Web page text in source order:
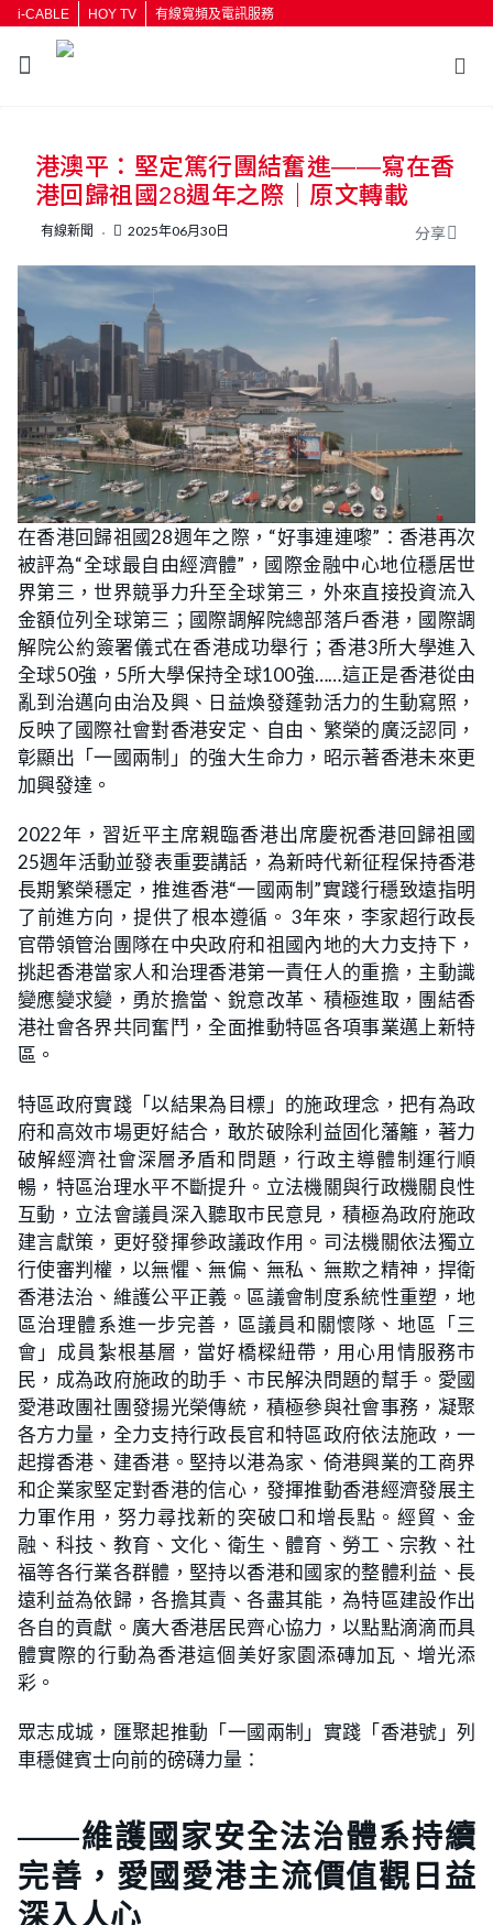
i-CABLE HOY TV 有線寬頻及電訊服務
按輸入鍵開始搜尋
港澳平：堅定篤行團結奮進——寫在香
港回歸祖國28週年之際｜原文轉載
有線新聞 2025年06月30日 分享
在香港回歸祖國28週年之際，“好事連連嚟”：香港再次
被評為“全球最自由經濟體”，國際金融中心地位穩居世
界第三，世界競爭力升至全球第三，外來直接投資流入
金額位列全球第三；國際調解院總部落戶香港，國際調
解院公約簽署儀式在香港成功舉行；香港3所大學進入
全球50強，5所大學保持全球100強……這正是香港從由
亂到治邁向由治及興、日益煥發蓬勃活力的生動寫照，
反映了國際社會對香港安定、自由、繁榮的廣泛認同，
彰顯出「一國兩制」的強大生命力，昭示著香港未來更
加興發達。
2022年，習近平主席親臨香港出席慶祝香港回歸祖國
25週年活動並發表重要講話，為新時代新征程保持香港
長期繁榮穩定，推進香港“一國兩制”實踐行穩致遠指明
了前進方向，提供了根本遵循。 3年來，李家超行政長
官帶領管治團隊在中央政府和祖國內地的大力支持下，
挑起香港當家人和治理香港第一責任人的重擔，主動識
變應變求變，勇於擔當、銳意改革、積極進取，團結香
港社會各界共同奮鬥，全面推動特區各項事業邁上新特
區。
特區政府實踐「以結果為目標」的施政理念，把有為政
府和高效市場更好結合，敢於破除利益固化藩籬，著力
破解經濟社會深層矛盾和問題，行政主導體制運行順
暢，特區治理水平不斷提升。立法機關與行政機關良性
互動，立法會議員深入聽取市民意見，積極為政府施政
建言獻策，更好發揮參政議政作用。司法機關依法獨立
行使審判權，以無懼、無偏、無私、無欺之精神，捍衛
香港法治、維護公平正義。區議會制度系統性重塑，地
區治理體系進一步完善，區議員和關懷隊、地區「三
會」成員紮根基層，當好橋樑紐帶，用心用情服務市
民，成為政府施政的助手、市民解決問題的幫手。愛國
愛港政團社團發揚光榮傳統，積極參與社會事務，凝聚
各方力量，全力支持行政長官和特區政府依法施政，一
起撐香港、建香港。堅持以港為家、倚港興業的工商界
和企業家堅定對香港的信心，發揮推動香港經濟發展主
力軍作用，努力尋找新的突破口和增長點。經貿、金
融、科技、教育、文化、衛生、體育、勞工、宗教、社
福等各行業各群體，堅持以香港和國家的整體利益、長
遠利益為依歸，各擔其責、各盡其能，為特區建設作出
各自的貢獻。廣大香港居民齊心協力，以點點滴滴而具
體實際的行動為香港這個美好家園添磚加瓦、增光添
彩。
眾志成城，匯聚起推動「一國兩制」實踐「香港號」列
車穩健賓士向前的磅礴力量：
——維護國家安全法治體系持續
完善，愛國愛港主流價值觀日益
深入人心